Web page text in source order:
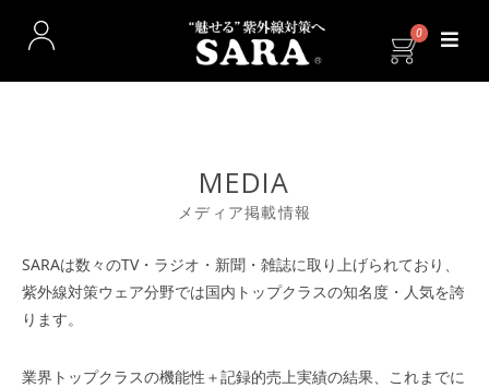
0
MEDIA
メディア掲載情報
SARAは数々のTV・ラジオ・新聞・雑誌に取り上げられており、
紫外線対策ウェア分野では国内トップクラスの知名度・人気を誇
ります。
業界トップクラスの機能性＋記録的売上実績の結果、これまでに